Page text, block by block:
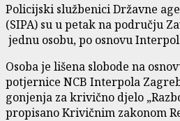
Policijski službenici Državne
(SIPA) su u petak na području
jednu osobu, po osnovu
Osoba je lišena slobode na
potjernice NCB Interpola
gonjenja za krivično djelo
propisano Krivičnim zakonom